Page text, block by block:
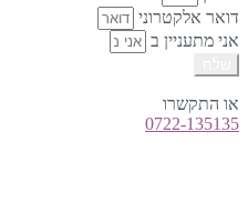
דואר אלקטרוני
אני מתעניין ב
או התקשרו
0722-135135